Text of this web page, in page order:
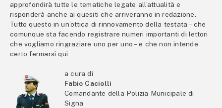
approfondirà tutte le tematiche legate all’attualità e
risponderà anche ai quesiti che arriveranno in redazione.
Tutto questo in un’ottica di rinnovamento della testata – che
comunque sta facendo registrare numeri importanti di lettori
che vogliamo ringraziare uno per uno – e che non intende
certo fermarsi qui.
a cura di
Fabio Caciolli
Comandante della Polizia Municipale di
Signa